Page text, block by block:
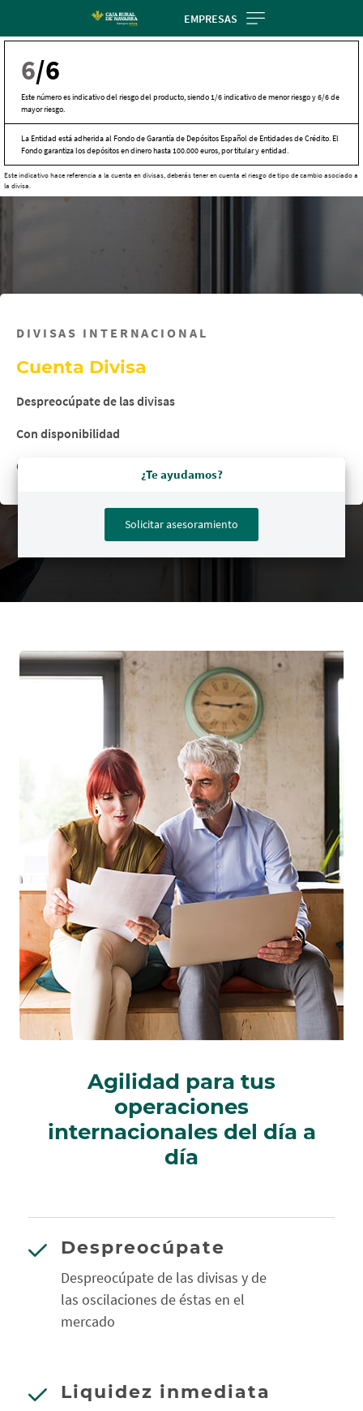
EMPRESAS
6/6
Este número es indicativo del riesgo del producto, siendo 1/6 indicativo de menor riesgo y 6/6 de
mayor riesgo.
La Entidad está adherida al Fondo de Garantía de Depósitos Español de Entidades de Crédito. El
Fondo garantiza los depósitos en dinero hasta 100.000 euros, por titular y entidad.
Este indicativo hace referencia a la cuenta en divisas, deberás tener en cuenta el riesgo de tipo de cambio asociado a
la divisa.
DIVISAS INTERNACIONAL
Cuenta Divisa
Despreocúpate de las divisas
Con disponibilidad
Cómodo y a un solo click
¿Te ayudamos?
Solicitar asesoramiento
Agilidad para tus
operaciones
internacionales del día a
día
Despreocúpate
Despreocúpate de las divisas y de
las oscilaciones de éstas en el
mercado
Liquidez inmediata